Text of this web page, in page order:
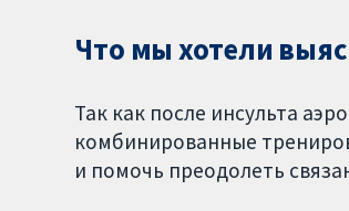
Что мы хотели
Так как после инсульта
комбинированные
и помочь преодолеть